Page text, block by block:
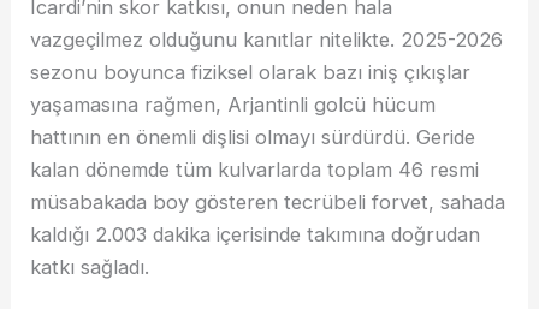
Icardi’nin skor katkısı, onun neden hala
vazgeçilmez olduğunu kanıtlar nitelikte. 2025-2026
sezonu boyunca fiziksel olarak bazı iniş çıkışlar
yaşamasına rağmen, Arjantinli golcü hücum
hattının en önemli dişlisi olmayı sürdürdü. Geride
kalan dönemde tüm kulvarlarda toplam 46 resmi
müsabakada boy gösteren tecrübeli forvet, sahada
kaldığı 2.003 dakika içerisinde takımına doğrudan
katkı sağladı.